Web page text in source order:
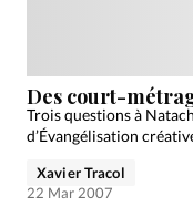
Des court-
Trois questions à
d’Évangélisation
Xavier Tracol
22 Mar 2007